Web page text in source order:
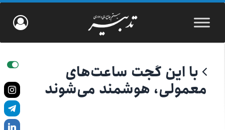
با این گجت ساعت‌های
معمولی، هوشمند می‏‌شوند